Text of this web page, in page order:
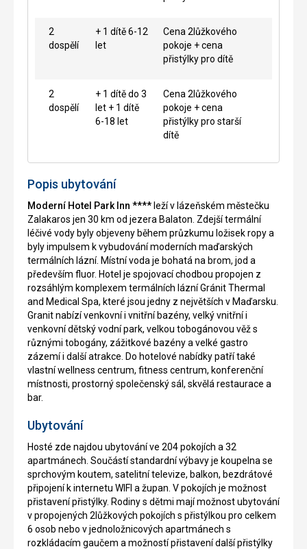
2
dospělí
+ 1 dítě 6-12
let
Cena 2lůžkového
pokoje + cena
přistýlky pro dítě
2
dospělí
+ 1 dítě do 3
let + 1 dítě
6-18 let
Cena 2lůžkového
pokoje + cena
přistýlky pro starší
dítě
Popis ubytování
Moderní Hotel Park Inn **** leží v lázeňském městečku
Zalakaros jen 30 km od jezera Balaton. Zdejší termální
léčivé vody byly objeveny během průzkumu ložisek ropy a
byly impulsem k vybudování moderních maďarských
termálních lázní. Místní voda je bohatá na brom, jod a
především fluor. Hotel je spojovací chodbou propojen z
rozsáhlým komplexem termálních lázní Gránit Thermal
and Medical Spa, které jsou jedny z největších v Maďarsku.
Granit nabízí venkovní i vnitřní bazény, velký vnitřní i
venkovní dětský vodní park, velkou tobogánovou věž s
různými tobogány, zážitkové bazény a velké gastro
zázemí i další atrakce. Do hotelové nabídky patří také
vlastní wellness centrum, fitness centrum, konferenční
místnosti, prostorný společenský sál, skvělá restaurace a
bar.
Ubytování
Hosté zde najdou ubytování ve 204 pokojích a 32
apartmánech. Součástí standardní výbavy je koupelna se
sprchovým koutem, satelitní televize, balkon, bezdrátové
připojení k internetu WIFI a župan. V pokojích je možnost
přistavení přistýlky. Rodiny s dětmi mají možnost ubytování
v propojených 2lůžkových pokojích s přistýlkou pro celkem
6 osob nebo v jednoložnicových apartmánech s
rozkládacím gaučem a možností přistavení další přistýlky